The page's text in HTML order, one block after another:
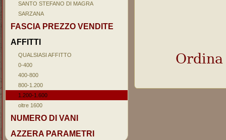
SANTO STEFANO DI MAGRA
SARZANA
FASCIA PREZZO VENDITE
AFFITTI
QUALSIASI AFFITTO
0-400
400-800
800-1.200
1.200-1.600
oltre 1600
NUMERO DI VANI
AZZERA PARAMETRI